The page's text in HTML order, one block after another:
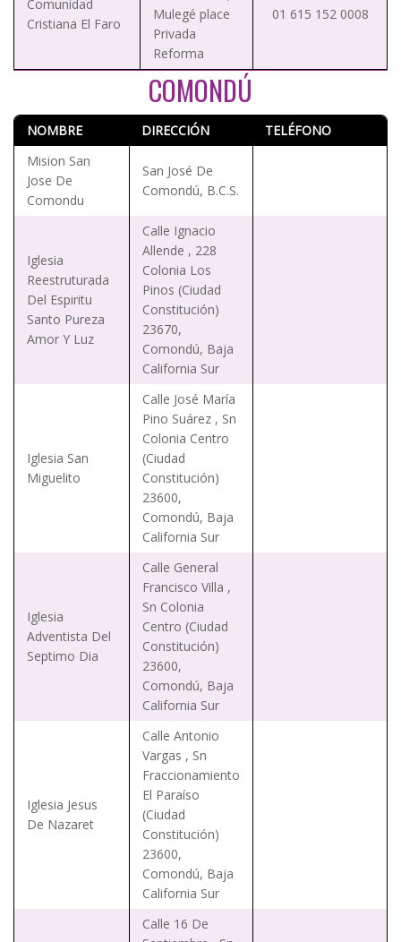
Comunidad
Cristiana El Faro
Mulegé place
Privada
Reforma
01 615 152 0008
COMONDÚ
NOMBRE DIRECCIÓN
TELÉFONO
Mision San
Jose De
Comondu
San José De
Comondú, B.C.S.
Iglesia
Reestruturada
Del Espiritu
Santo Pureza
Amor Y Luz
Calle Ignacio
Allende , 228
Colonia Los
Pinos (Ciudad
Constitución)
23670,
Comondú, Baja
California Sur
Iglesia San
Miguelito
Calle José María
Pino Suárez , Sn
Colonia Centro
(Ciudad
Constitución)
23600,
Comondú, Baja
California Sur
Iglesia
Adventista Del
Septimo Dia
Calle General
Francisco Villa ,
Sn Colonia
Centro (Ciudad
Constitución)
23600,
Comondú, Baja
California Sur
Iglesia Jesus
De Nazaret
Calle Antonio
Vargas , Sn
Fraccionamiento
El Paraíso
(Ciudad
Constitución)
23600,
Comondú, Baja
California Sur
Calle 16 De